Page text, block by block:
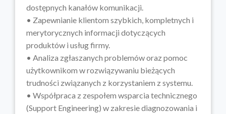
dostępnych kanałów komunikacji.
• Zapewnianie klientom szybkich, kompletnych i
merytorycznych informacji dotyczących
produktów i usług firmy.
• Analiza zgłaszanych problemów oraz pomoc
użytkownikom w rozwiązywaniu bieżących
trudności związanych z korzystaniem z systemu.
• Współpraca z zespołem wsparcia technicznego
(Support Engineering) w zakresie diagnozowania i